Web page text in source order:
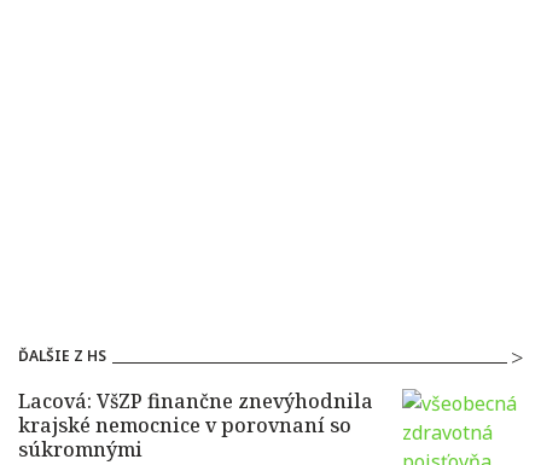
ĎALŠIE Z HS
Lacová: VšZP finančne znevýhodnila
krajské nemocnice v porovnaní so
súkromnými